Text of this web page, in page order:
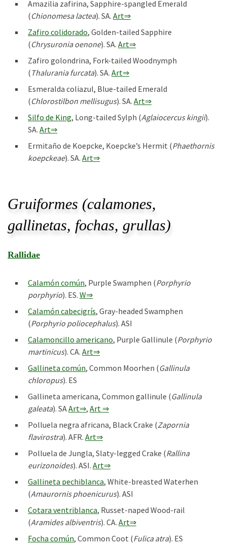
Amazilia zafirina, Sapphire-spangled Emerald
(Chionomesa lactea). SA. Art⇒
Zafiro colidorado, Golden-tailed Sapphire
(Chrysuronia oenone). SA. Art⇒
Zafiro golondrina, Fork-tailed Woodnymph
( Thalurania furcata). SA. Art⇒
Esmeralda coliazul, Blue-tailed Emerald
(Chlorostilbon mellisugus). SA. Art⇒
Silfo de King, Long-tailed Sylph (Aglaiocercus kingii).
SA. Art⇒
Ermitaño de Koepcke, Koepcke’s Hermit (Phaethornis
koepckeae). SA. Art⇒
Gruiformes (calamones,
gallinetas, fochas, grullas)
Rallidae
Calamón común, Purple Swamphen (Porphyrio
porphyrio). ES. W⇒
Calamón cabecigrís, Gray-headed Swamphen
(Porphyrio poliocephalus). ASI
Calamoncillo americano, Purple Gallinule (Porphyrio
martinicus). CA. Art⇒
Gallineta común, Common Moorhen (Gallinula
chloropus). ES
Gallineta americana, Common gallinule (Gallinula
galeata). SAArt⇒, Art ⇒
Polluela negra africana, Black Crake (Zapornia
flavirostra). AFR. Art⇒
Polluela de Jungla, Slaty-legged Crake (Rallina
eurizonoides). ASI. Art⇒
Gallineta pechiblanca, White-breasted Waterhen
(Amaurornis phoenicurus). ASI
Cotara ventriblanca, Russet-naped Wood-rail
(Aramides albiventris). CA. Art⇒
Focha común, Common Coot (Fulica atra). ES